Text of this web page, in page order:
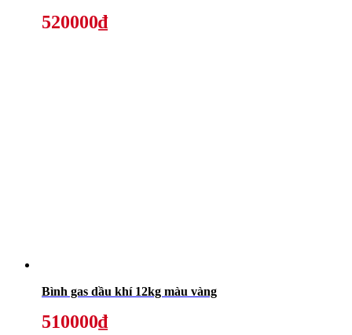
520000₫
Bình gas dầu khí 12kg màu vàng
510000₫